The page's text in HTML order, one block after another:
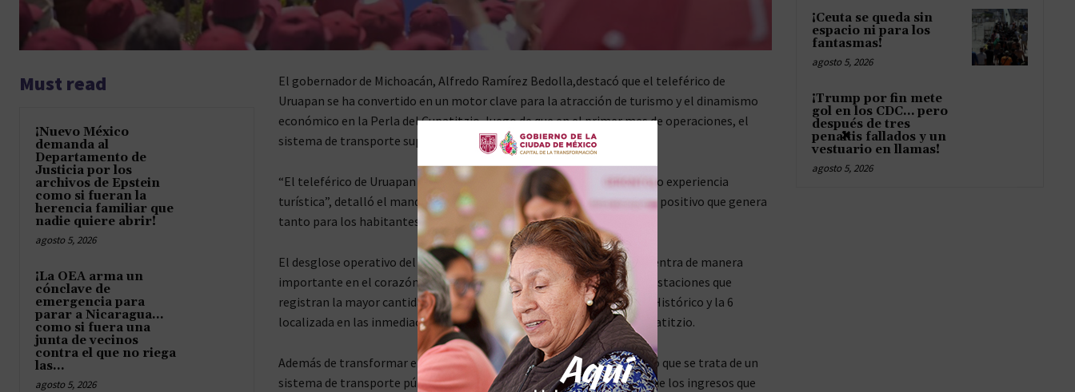
Must read
¡Nuevo México
demanda al
Departamento de
Justicia por los
archivos de Epstein
como si fueran la
herencia familiar que
nadie quiere abrir!
agosto 5, 2026
¡La OEA arma un
cónclave de
emergencia para
parar a Nicaragua…
como si fuera una
junta de vecinos
contra el que no riega
las...
agosto 5, 2026
El gobernador de Michoacán, Alfredo Ramírez Bedolla,destacó que el teleférico de
Uruapan se ha convertido en un motor clave para la atracción de turismo y el dinamismo
económico en la Perla del Cupatitzio, luego de que en el primer mes de operaciones, el
sistema de transporte superó los 515 mil pasajeros.
“El teleférico de Uruapan combina el uso de transporte público y como experiencia
turística”, detalló el mandatario estatal, resaltando el doble impacto positivo que genera
tanto para los habitantes locales como para los visitantes.
El desglose operativo del primer mes detalla que la afluencia se concentra de manera
importante en el corazón de la ciudad y sus atractivos naturales. Las estaciones que
registran la mayor cantidad de usuarios son la 5 ubicada en el Centro Histórico y la 6
localizada en las inmediaciones del Parque Nacional Barranca del Cupatitzio.
Además de transformar el panorama urbano, Ramírez Bedolla explicó que se trata de un
sistema de transporte público plenamente sostenible, destacando que los ingresos que
¡Ceuta se queda sin
espacio ni para los
fantasmas!
agosto 5, 2026
¡Trump por fin mete
gol en los CDC… pero
después de tres
penaltis fallados y un
vestuario en llamas!
agosto 5, 2026
×